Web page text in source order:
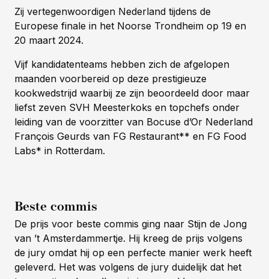
Zij vertegenwoordigen Nederland tijdens de
Europese finale in het Noorse Trondheim op 19 en
20 maart 2024.
Vijf kandidatenteams hebben zich de afgelopen
maanden voorbereid op deze prestigieuze
kookwedstrijd waarbij ze zijn beoordeeld door maar
liefst zeven SVH Meesterkoks en topchefs onder
leiding van de voorzitter van Bocuse d’Or Nederland
François Geurds van FG Restaurant** en FG Food
Labs* in Rotterdam.
Beste commis
De prijs voor beste commis ging naar Stijn de Jong
van ’t Amsterdammertje. Hij kreeg de prijs volgens
de jury omdat hij op een perfecte manier werk heeft
geleverd. Het was volgens de jury duidelijk dat het